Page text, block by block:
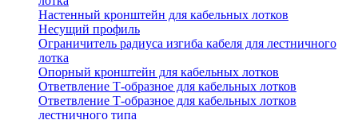
Настенный кронштейн для кабельных лотков
Несущий профиль
Ограничитель радиуса изгиба кабеля для лестничного
лотка
Опорный кронштейн для кабельных лотков
Ответвление Т-образное для кабельных лотков
Ответвление Т-образное для кабельных лотков
лестничного типа